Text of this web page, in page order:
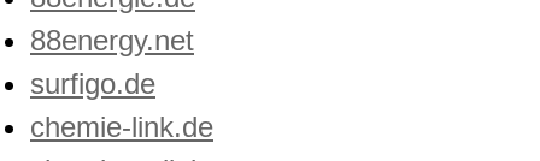
88energy.net
surfigo.de
chemie-link.de